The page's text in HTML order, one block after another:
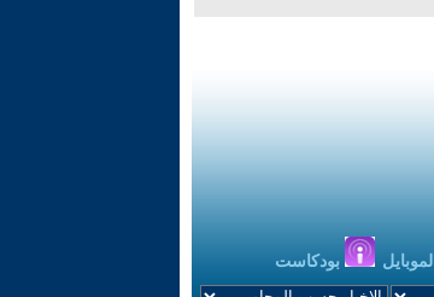
الموبايل بودكاست